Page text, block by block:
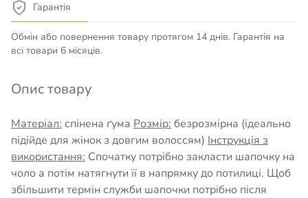
Гарантія
Обмін або повернення товару протягом 14 днів. Гарантія на
всі товари 6 місяців.
Опис товару
Матеріал: спінена ґума Розмір: безрозмірна (ідеально
підійде для жінок з довгим волоссям) Інструкція з
використання: Спочатку потрібно закласти шапочку на
чоло а потім натягнути її в напрямку до потилиці. Щоб
збільшити термін служби шапочки потрібно після